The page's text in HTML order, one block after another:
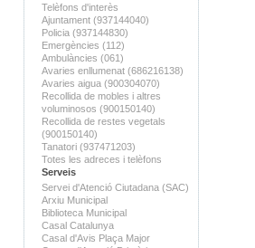
Telèfons d'interès
Ajuntament (937144040)
Policia (937144830)
Emergències (112)
Ambulàncies (061)
Avaries enllumenat (686216138)
Avaries aigua (900304070)
Recollida de mobles i altres
voluminosos (900150140)
Recollida de restes vegetals
(900150140)
Tanatori (937471203)
Totes les adreces i telèfons
Serveis
Servei d'Atenció Ciutadana (SAC)
Arxiu Municipal
Biblioteca Municipal
Casal Catalunya
Casal d'Avis Plaça Major